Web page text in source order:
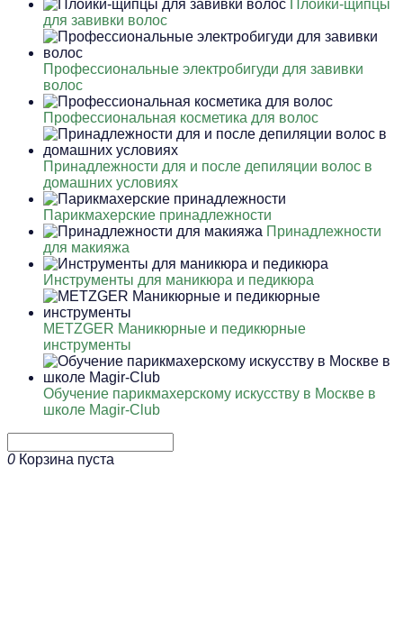
Плойки-щипцы
для завивки волос
Профессиональные электробигуди для завивки
волос
Профессиональная косметика для волос
Принадлежности для и после депиляции волос в
домашних условиях
Парикмахерские принадлежности
Принадлежности
для макияжа
Инструменты для маникюра и педикюра
METZGER Маникюрные и педикюрные
инструменты
Обучение парикмахерскому искусству в Москве в
школе Magir-Club
0 Корзина пуста